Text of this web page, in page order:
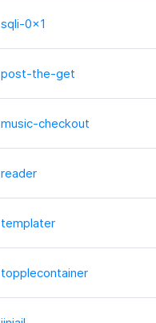
sqli-0x1
post-the-get
music-checkout
reader
templater
topplecontainer